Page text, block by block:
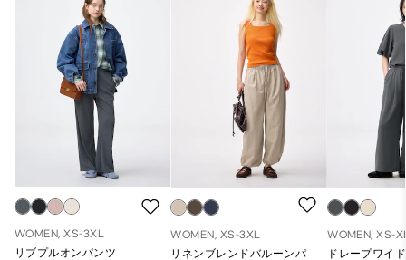
WOMEN, XS-3XL
リブプルオンパンツ
WOMEN, XS-3XL
リネンブレンドバルーンパ
WOMEN, XS-
ドレープワイ